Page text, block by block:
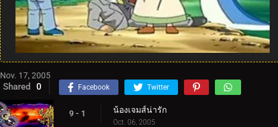
Nov. 17, 2005
Shared 0 Facebook Twitter
9 - 1 น้องเจมส์น่ารัก
Oct. 06, 2005